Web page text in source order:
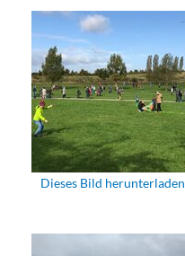
Dieses Bild herunterladen